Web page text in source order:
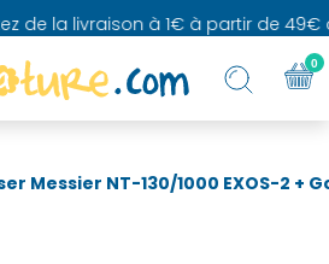
de la livraison à 1€ à partir de 49€
Messier NT-130/1000 EXOS-2 +
0